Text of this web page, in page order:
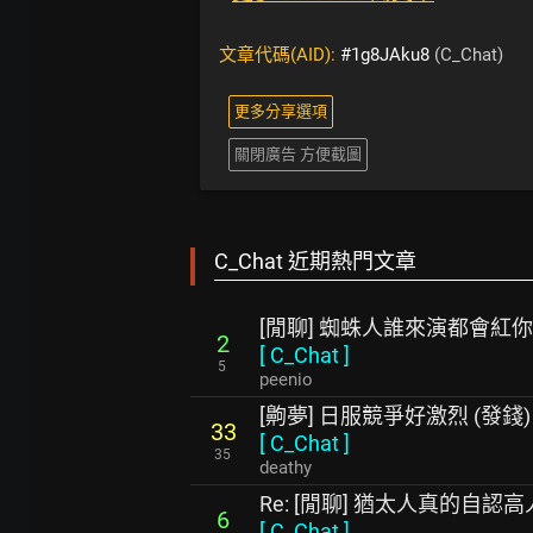
文章代碼(AID): #1g8JAku8 (C_Chat)
更多分享選項
關閉廣告 方便截圖
C_Chat 近期熱門文章
2
5
[閒聊] 蜘蛛人誰來演都會紅
[ C_Chat]
peenio
33
35
[齁夢] 日服競爭好激烈 (發錢)
[ C_Chat]
deathy
6
Re: [閒聊] 猶太人真的自認高